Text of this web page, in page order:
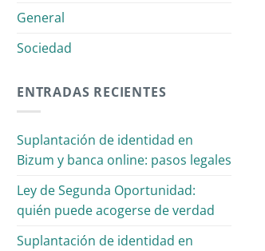
General
Sociedad
ENTRADAS RECIENTES
Suplantación de identidad en
Bizum y banca online: pasos legales
Ley de Segunda Oportunidad:
quién puede acogerse de verdad
Suplantación de identidad en